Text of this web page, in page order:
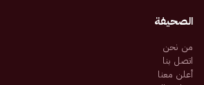
الصحيفة
من نحن
اتصل بنا
أعلن معنا